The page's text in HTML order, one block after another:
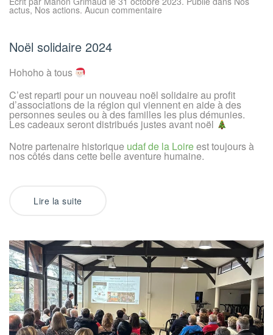
actus, Nos actions. Aucun commentaire
Noël solidaire 2024
Hohoho à tous
C’est reparti pour un nouveau noël solidaire au profit
d’associations de la région qui viennent en aide à des
personnes seules ou à des familles les plus démunies.
Les cadeaux seront distribués justes avant noël
Notre partenaire historique udaf de la Loireest toujours à
nos côtés dans cette belle aventure humaine.
Lire la suite